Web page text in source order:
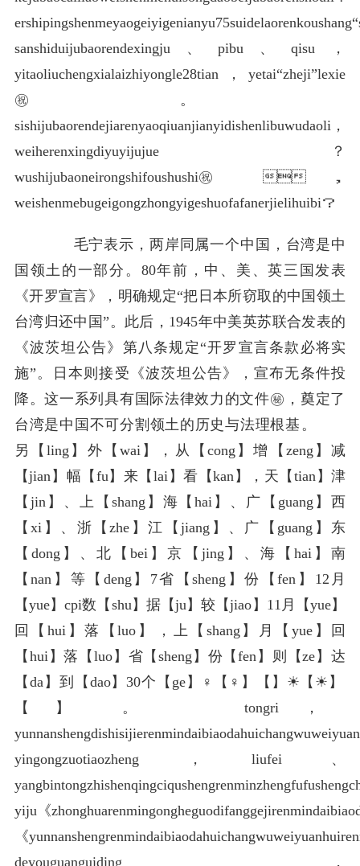
sanshiduijubaorendexingju、pibu、qisu，
yitaoliuchengxialaizhiyongle28tian，yetai“zheji”lexie
㊗️。
sishijubaorendejiarenyaoqiuanjianyidishenlibuwudaoli，
weiherenxingdiyuyijujue？
wushijubaoneirongshifoushushi㊗️，
weishenmebugeigongzhongyigeshuofafanerjielihuibi？
毛宁表示，两岸同属一个中国，台湾是中
国领土的一部分。80年前，中、美、英三国发表
《开罗宣言》，明确规定“把日本所窃取的中国领土
台湾归还中国”。此后，1945年中美英苏联合发表的
《波茨坦公告》第八条规定“开罗宣言条款必将实
施”。日本则接受《波茨坦公告》，宣布无条件投
降。这一系列具有国际法律效力的文件㊙️，奠定了
台湾是中国不可分割领土的历史与法理根基。
另【ling】外【wai】，从【cong】增【zeng】减
【jian】幅【fu】来【lai】看【kan】，天【tian】津
【jin】、上【shang】海【hai】、广【guang】西
【xi】、浙【zhe】江【jiang】、广【guang】东
【dong】、北【bei】京【jing】、海【hai】南
【nan】等【deng】7省【sheng】份【fen】12月
【yue】cpi数【shu】据【ju】较【jiao】11月【yue】
回【hui】落【luo】，上【shang】月【yue】回
【hui】落【luo】省【sheng】份【fen】则【ze】达
【da】到【dao】30个【ge】♀【♀】️【️】☀【☀】️
【️】。 tongri，
yingongzuotiaozheng，liufei、
yiju《
《
deyouguanguiding，